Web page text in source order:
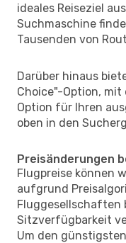
ideales Reiseziel
Suchmaschine
Tausenden von
Darüber hinaus
Choice"-Option,
Option für Ihren
oben in den
Preisänderungen
Flugpreise können
aufgrund
Fluggesellschaften
Sitzverfügbarkeit
Um den